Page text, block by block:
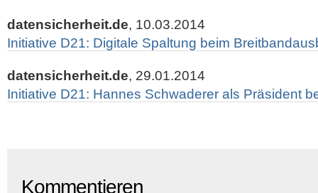
datensicherheit.de, 10.03.2014
Initiative D21: Digitale Spaltung beim
datensicherheit.de, 29.01.2014
Initiative D21: Hannes Schwaderer als Präsident
Kommentieren